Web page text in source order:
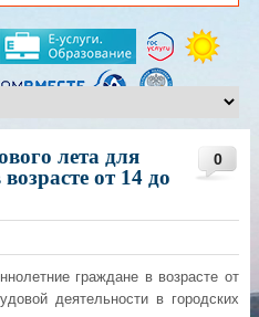
0
лета для
от 14 до
граждане в возрасте от
деятельности в городских